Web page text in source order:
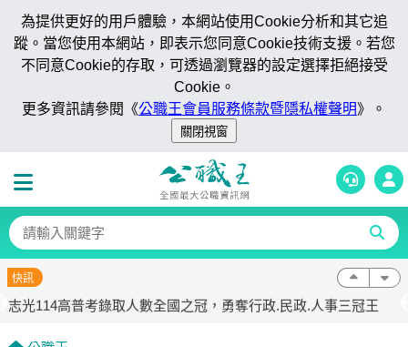
為提供更好的用戶體驗，本網站使用Cookie分析和其它追
蹤。當您使用本網站，即表示您同意Cookie技術支援。若您
不同意Cookie的存取，可透過瀏覽器的設定選擇拒絕接受
Cookie。
更多資訊請參閱《公職王會員服務條款暨隱私權聲明》。
志光114高普考錄取人數全國之冠，勇奪行政.民政.人事三冠王
志光公職成就幸福 面授.視訊當期優惠
志光114高普考錄取人數全國之冠，勇奪行政.民政.人事三冠王
快訊